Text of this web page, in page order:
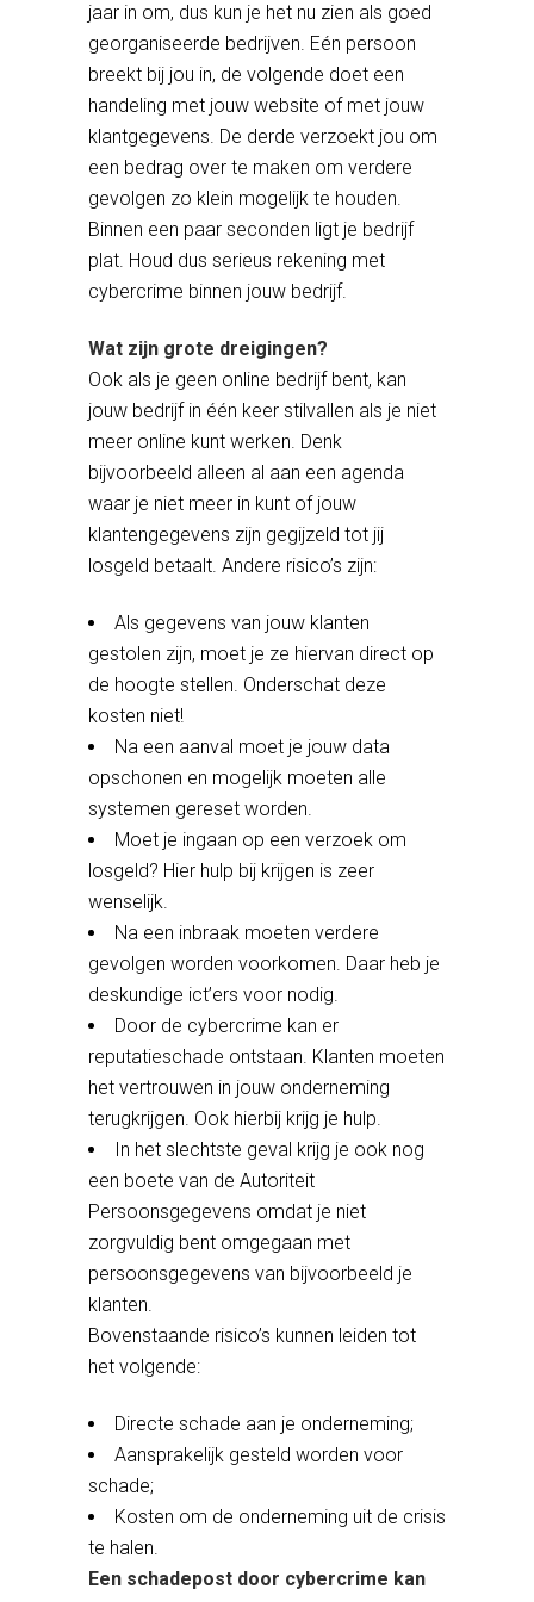
jaar in om, dus kun je het nu zien als goed
georganiseerde bedrijven. Eén persoon
breekt bij jou in, de volgende doet een
handeling met jouw website of met jouw
klantgegevens. De derde verzoekt jou om
een bedrag over te maken om verdere
gevolgen zo klein mogelijk te houden.
Binnen een paar seconden ligt je bedrijf
plat. Houd dus serieus rekening met
cybercrime binnen jouw bedrijf.
Wat zijn grote dreigingen?
Ook als je geen online bedrijf bent, kan
jouw bedrijf in één keer stilvallen als je niet
meer online kunt werken. Denk
bijvoorbeeld alleen al aan een agenda
waar je niet meer in kunt of jouw
klantengegevens zijn gegijzeld tot jij
losgeld betaalt. Andere risico’s zijn:
Als gegevens van jouw klanten
gestolen zijn, moet je ze hiervan direct op
de hoogte stellen. Onderschat deze
kosten niet!
Na een aanval moet je jouw data
opschonen en mogelijk moeten alle
systemen gereset worden.
Moet je ingaan op een verzoek om
losgeld? Hier hulp bij krijgen is zeer
wenselijk.
Na een inbraak moeten verdere
gevolgen worden voorkomen. Daar heb je
deskundige ict’ers voor nodig.
Door de cybercrime kan er
reputatieschade ontstaan. Klanten moeten
het vertrouwen in jouw onderneming
terugkrijgen. Ook hierbij krijg je hulp.
In het slechtste geval krijg je ook nog
een boete van de Autoriteit
Persoonsgegevens omdat je niet
zorgvuldig bent omgegaan met
persoonsgegevens van bijvoorbeeld je
klanten.
Bovenstaande risico’s kunnen leiden tot
het volgende:
Directe schade aan je onderneming;
Aansprakelijk gesteld worden voor
schade;
Kosten om de onderneming uit de crisis
te halen.
Een schadepost door cybercrime kan